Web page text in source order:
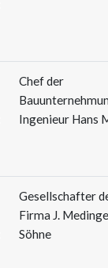
Chef der
Ingenieur Hans
Gesellschafter
Firma J.
Söhne